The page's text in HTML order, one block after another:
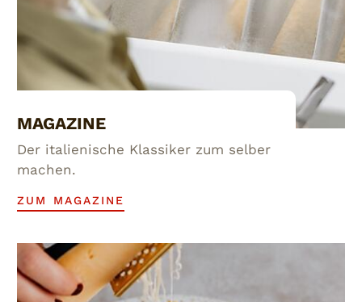
MAGAZINE
Der italienische Klassiker zum selber
machen.
ZUM MAGAZINE